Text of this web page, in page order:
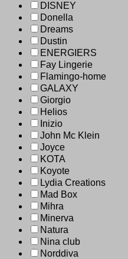
DISNEY
Donella
Dreams
Dustin
ENERGIERS
Fay Lingerie
Flamingo-home
GALAXY
Giorgio
Helios
Inizio
John Mc Klein
Joyce
KOTA
Koyote
Lydia Creations
Mad Box
Mihra
Minerva
Natura
Nina club
Norddiva